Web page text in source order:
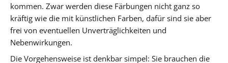
kommen. Zwar werden diese Färbungen nicht ganz so
kräftig wie die mit künstlichen Farben, dafür sind sie aber
frei von eventuellen Unverträglichkeiten und
Nebenwirkungen.
Die Vorgehensweise ist denkbar simpel: Sie brauchen die